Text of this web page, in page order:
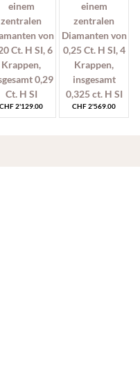
CHF2'129.00 CHF2'569.00